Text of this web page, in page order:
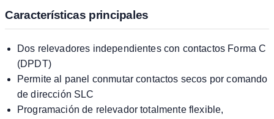
Características principales
Dos relevadores independientes con contactos Forma C
(DPDT)
Permite al panel conmutar contactos secos por comando
de dirección SLC
Programación de relevador totalmente flexible,